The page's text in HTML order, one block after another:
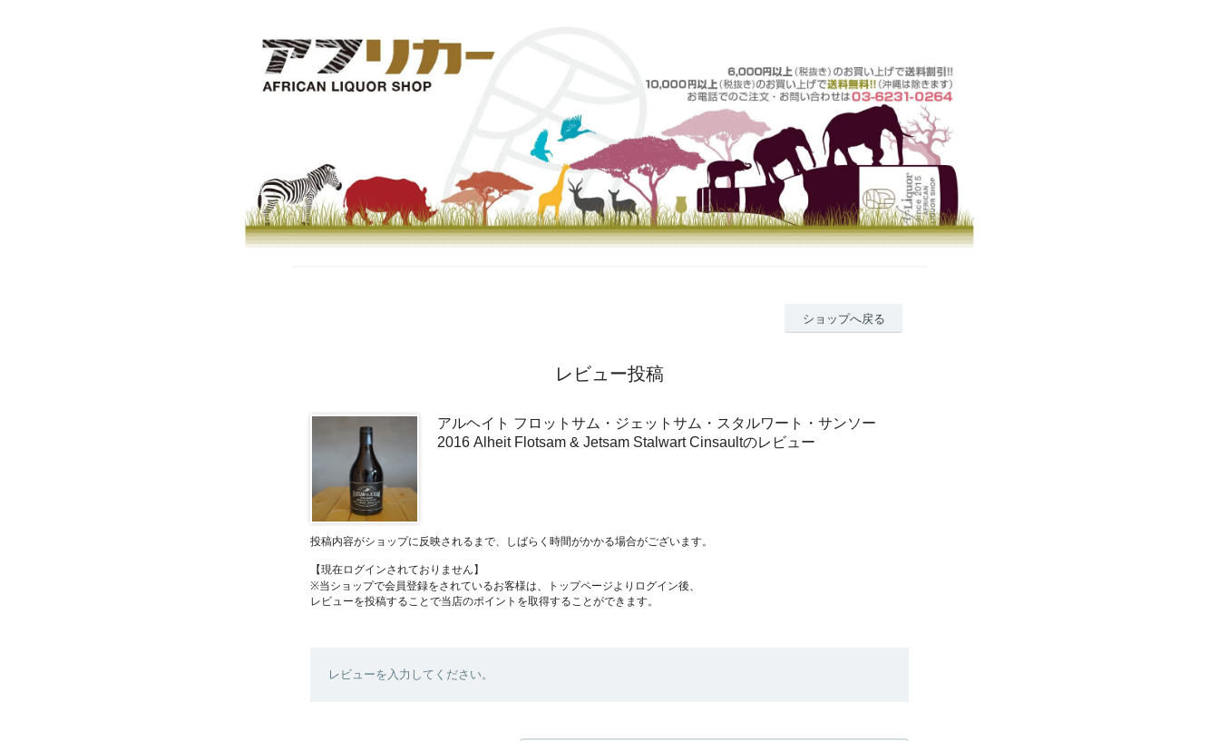
ショップへ戻る
レビュー投稿
アルヘイト フロットサム・ジェットサム・スタルワート・サンソー
2016 Alheit Flotsam & Jetsam Stalwart Cinsaultのレビュー
投稿内容がショップに反映されるまで、しばらく時間がかかる場合がございます。
【現在ログインされておりません】
※当ショップで会員登録をされているお客様は、トップページよりログイン後、
レビューを投稿することで当店のポイントを取得することができます。
レビューを入力してください。